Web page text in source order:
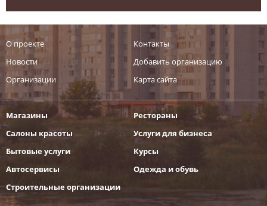
О проекте
Новости
Организации
Контакты
Добавить организацию
Карта сайта
Магазины
Салоны красоты
Бытовые услуги
Автосервисы
Строительные организации
Рестораны
Услуги для бизнеса
Курсы
Одежда и обувь